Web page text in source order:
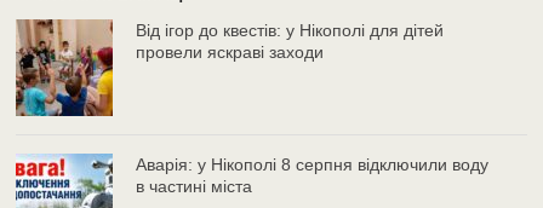
Від ігор до квестів: у Нікополі для дітей
провели яскраві заходи
Аварія: у Нікополі 8 серпня відключили воду
в частині міста